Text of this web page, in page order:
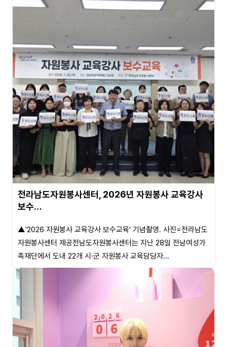
전라남도자원봉사센터, 2026년 자원봉사 교육강사
보수…
▲'2026 자원봉사 교육강사 보수교육' 기념촬영. 사진=전라남도
자원봉사센터 제공전남도자원봉사센터는 지난 28일 전남여성가
족재단에서 도내 22개 시·군 자원봉사 교육담당자...